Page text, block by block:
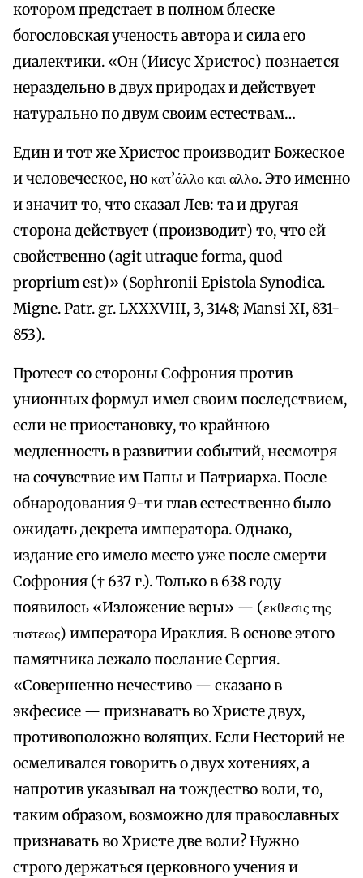
котором предстает в полном блеске
богословская ученость автора и сила его
диалектики. «Он (Иисус Христос) познается
нераздельно в двух природах и действует
натурально по двум своим естествам…
Един и тот же Христос производит Божеское
и человеческое, но κατ’άλλο και αλλο. Это именно
и значит то, что сказал Лев: та и другая
сторона действует (производит) то, что ей
свойственно (agit utraque forma, quod
proprium est)» (Sophronii Epistola Synodica.
Migne. Patr. gr. LXXXVIII, 3, 3148; Mansi XI, 831-
853).
Протест со стороны Софрония против
унионных формул имел своим последствием,
если не приостановку, то крайнюю
медленность в развитии событий, несмотря
на сочувствие им Папы и Патриарха. После
обнародования 9-ти глав естественно было
ожидать декрета императора. Однако,
издание его имело место уже после смерти
Софрония († 637 г.). Только в 638 году
появилось «Изложение веры» — (εκθεσις της
πιστεως) императора Ираклия. В основе этого
памятника лежало послание Сергия.
«Совершенно нечестиво — сказано в
экфесисе — признавать во Христе двух,
противоположно волящих. Если Несторий не
осмеливался говорить о двух хотениях, а
напротив указывал на тождество воли, то,
таким образом, возможно для православных
признавать во Христе две воли? Нужно
строго держаться церковного учения и